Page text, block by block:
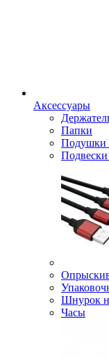
Аксессуары
Папки
Подушки
Шнурок
Часы